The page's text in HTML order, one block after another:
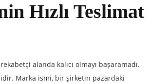
Hızlı Teslimat
alanda kalıcı olmayı başaramadı.
Marka ismi, bir şirketin pazardaki